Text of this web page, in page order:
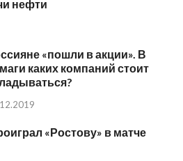
нефти
«пошли в акции». В
каких компаний стоит
«Ростову» в матче